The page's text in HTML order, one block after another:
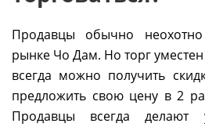
Продавцы обычно
рынке Чо Дам. Но торг
всегда можно получить
предложить свою цену в 2
Продавцы всегда